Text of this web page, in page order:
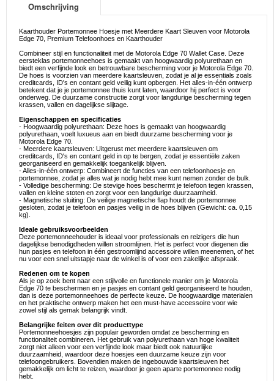
Omschrijving
Kaarthouder Portemonnee Hoesje met Meerdere Kaart Sleuven voor Motorola
Edge 70, Premium Telefoonhoes en Kaarthouder
Combineer stijl en functionaliteit met de Motorola Edge 70 Wallet Case. Deze
eersteklas portemonneehoes is gemaakt van hoogwaardig polyurethaan en
biedt een verfijnde look en betrouwbare bescherming voor je Motorola Edge 70.
De hoes is voorzien van meerdere kaartsleuven, zodat je al je essentials zoals
creditcards, ID's en contant geld veilig kunt opbergen. Het alles-in-één ontwerp
betekent dat je je portemonnee thuis kunt laten, waardoor hij perfect is voor
onderweg. De duurzame constructie zorgt voor langdurige bescherming tegen
krassen, vallen en dagelijkse slijtage.
Eigenschappen en specificaties
- Hoogwaardig polyurethaan: Deze hoes is gemaakt van hoogwaardig
polyurethaan, voelt luxueus aan en biedt duurzame bescherming voor je
Motorola Edge 70.
- Meerdere kaartsleuven: Uitgerust met meerdere kaartsleuven om
creditcards, ID's en contant geld in op te bergen, zodat je essentiële zaken
georganiseerd en gemakkelijk toegankelijk blijven.
- Alles-in-één ontwerp: Combineert de functies van een telefoonhoesje en
portemonnee, zodat je alles wat je nodig hebt mee kunt nemen zonder de bulk.
- Volledige bescherming: De stevige hoes beschermt je telefoon tegen krassen,
vallen en kleine stoten en zorgt voor een langdurige duurzaamheid.
- Magnetische sluiting: De veilige magnetische flap houdt de portemonnee
gesloten, zodat je telefoon en pasjes veilig in de hoes blijven (Gewicht: ca. 0,15
kg).
Ideale gebruiksvoorbeelden
Deze portemonneehouder is ideaal voor professionals en reizigers die hun
dagelijkse benodigdheden willen stroomlijnen. Het is perfect voor diegenen die
hun pasjes en telefoon in één gestroomlijnd accessoire willen meenemen, of het
nu voor een snel uitstapje naar de winkel is of voor een zakelijke afspraak.
Redenen om te kopen
Als je op zoek bent naar een stijlvolle en functionele manier om je Motorola
Edge 70 te beschermen en je pasjes en contant geld georganiseerd te houden,
dan is deze portemonneehoes de perfecte keuze. De hoogwaardige materialen
en het praktische ontwerp maken het een must-have accessoire voor wie
zowel stijl als gemak belangrijk vindt.
Belangrijke feiten over dit producttype
Portemonneehoesjes zijn populair geworden omdat ze bescherming en
functionaliteit combineren. Het gebruik van polyurethaan van hoge kwaliteit
zorgt niet alleen voor een verfijnde look maar biedt ook natuurlijke
duurzaamheid, waardoor deze hoesjes een duurzame keuze zijn voor
telefoongebruikers. Bovendien maken de ingebouwde kaartsleuven het
gemakkelijk om licht te reizen, waardoor je geen aparte portemonnee nodig
hebt.